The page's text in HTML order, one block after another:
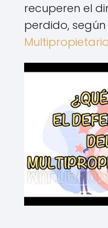
recuperen el
perdido, según
Multipropietario